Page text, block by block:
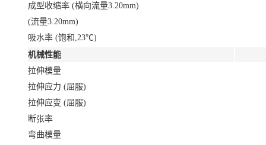
成型收缩率 (横向流量3.20mm)
(流量3.20mm)
吸水率 (饱和,23℃)
机械性能
拉伸模量
拉伸应力 (屈服)
拉伸应变 (屈服)
断张率
弯曲模量